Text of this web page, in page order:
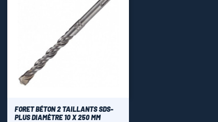
FORET BÉTON 2 TAILLANTS SDS-
PLUS DIAMÈTRE 10 X 250 MM